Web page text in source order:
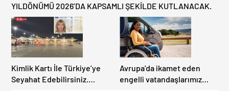
YILDÖNÜMÜ 2026’DA KAPSAMLI ŞEKİLDE KUTLANACAK.
Kimlik Kartı İle Türkiye’ye
Seyahat Edebilirsiniz.
Avrupa’da ikamet eden
engelli vatandaşlarımız